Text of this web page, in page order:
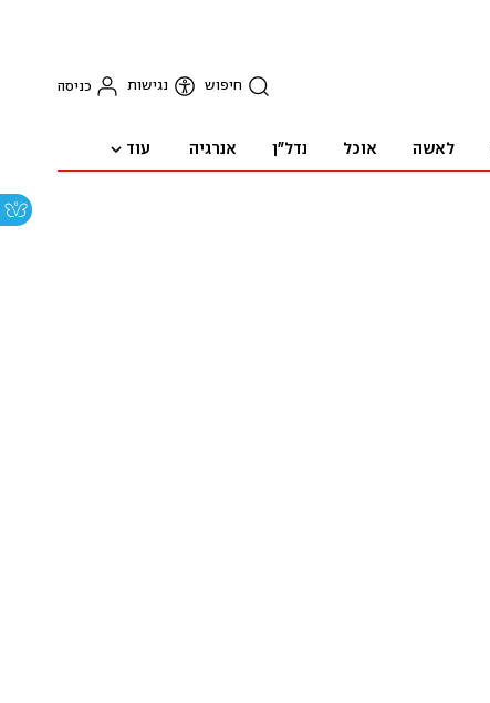
חיפוש נגישות כניסה
לאשה אוכל נדל"ן אנרגיה עוד